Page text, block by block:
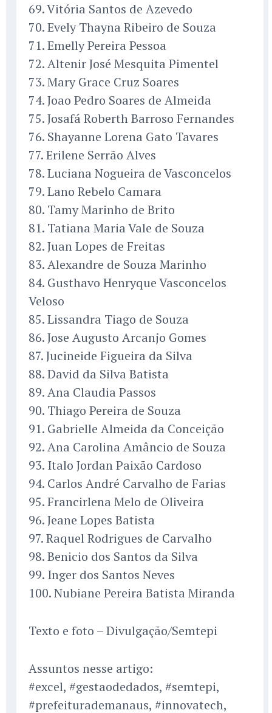
69. Vitória Santos de Azevedo
70. Evely Thayna Ribeiro de Souza
71. Emelly Pereira Pessoa
72. Altenir José Mesquita Pimentel
73. Mary Grace Cruz Soares
74. Joao Pedro Soares de Almeida
75. Josafá Roberth Barroso Fernandes
76. Shayanne Lorena Gato Tavares
77. Erilene Serrão Alves
78. Luciana Nogueira de Vasconcelos
79. Lano Rebelo Camara
80. Tamy Marinho de Brito
81. Tatiana Maria Vale de Souza
82. Juan Lopes de Freitas
83. Alexandre de Souza Marinho
84. Gusthavo Henryque Vasconcelos
Veloso
85. Lissandra Tiago de Souza
86. Jose Augusto Arcanjo Gomes
87. Jucineide Figueira da Silva
88. David da Silva Batista
89. Ana Claudia Passos
90. Thiago Pereira de Souza
91. Gabrielle Almeida da Conceição
92. Ana Carolina Amâncio de Souza
93. Italo Jordan Paixão Cardoso
94. Carlos André Carvalho de Farias
95. Francirlena Melo de Oliveira
96. Jeane Lopes Batista
97. Raquel Rodrigues de Carvalho
98. Benicio dos Santos da Silva
99. Inger dos Santos Neves
100. Nubiane Pereira Batista Miranda
Texto e foto – Divulgação/Semtepi
Assuntos nesse artigo:
#excel, #gestaodedados, #semtepi,
#prefeiturademanaus, #innovatech,